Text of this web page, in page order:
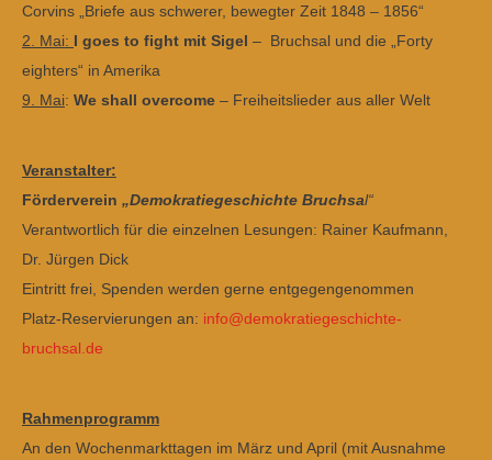
Corvins „Briefe aus schwerer, bewegter Zeit 1848 – 1856“
2. Mai: I goes to fight mit Sigel – Bruchsal und die „Forty
eighters“ in Amerika
9. Mai: We shall overcome – Freiheitslieder aus aller Welt
Veranstalter:
Förderverein „Demokratiegeschichte Bruchsal“
Verantwortlich für die einzelnen Lesungen: Rainer Kaufmann,
Dr. Jürgen Dick
Eintritt frei, Spenden werden gerne entgegengenommen
Platz-Reservierungen an: info@demokratiegeschichte-
bruchsal.de
Rahmenprogramm
An den Wochenmarkttagen im März und April (mit Ausnahme